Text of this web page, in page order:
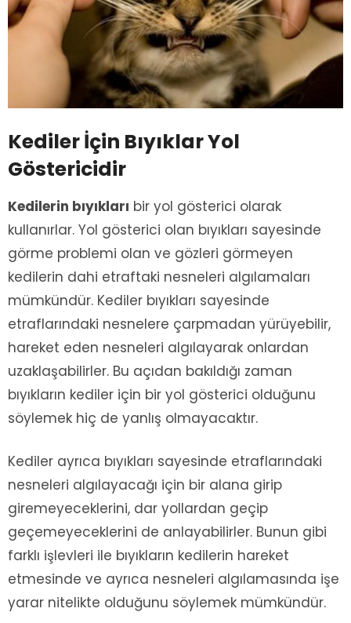
Kediler İçin Bıyıklar Yol
Göstericidir
Kedilerin bıyıkları bir yol gösterici olarak
kullanırlar. Yol gösterici olan bıyıkları sayesinde
görme problemi olan ve gözleri görmeyen
kedilerin dahi etraftaki nesneleri algılamaları
mümkündür. Kediler bıyıkları sayesinde
etraflarındaki nesnelere çarpmadan yürüyebilir,
hareket eden nesneleri algılayarak onlardan
uzaklaşabilirler. Bu açıdan bakıldığı zaman
bıyıkların kediler için bir yol gösterici olduğunu
söylemek hiç de yanlış olmayacaktır.
Kediler ayrıca bıyıkları sayesinde etraflarındaki
nesneleri algılayacağı için bir alana girip
giremeyeceklerini, dar yollardan geçip
geçemeyeceklerini de anlayabilirler. Bunun gibi
farklı işlevleri ile bıyıkların kedilerin hareket
etmesinde ve ayrıca nesneleri algılamasında işe
yarar nitelikte olduğunu söylemek mümkündür.